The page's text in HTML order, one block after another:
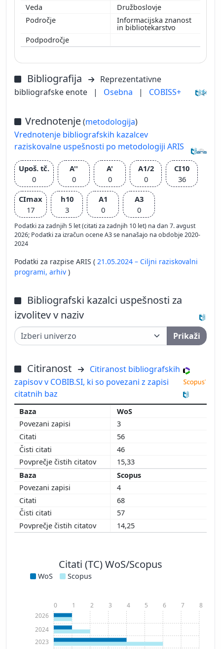
Družboslovje
Informacijska znanost
in bibliotekarstvo
Bibliografija
Reprezentativne
bibliografske enote
| Osebna | COBISS+
Vrednotenje(metodologija)
Vrednotenje bibliografskih kazalcev
raziskovalne uspešnosti po metodologiji ARIS
Upoš. tč.
0
A''
0
A'
0
A1/2
0
CI10
36
CImax
17
h10
3
A1
0
A3
0
Podatki za zadnjih 5 let (citati za zadnjih 10 let) na dan 7. avgust
2026; Podatki za izračun ocene A3 se nanašajo na obdobje 2020-
2024
Podatki za razpise ARIS ( 21.05.2024 – Ciljni raziskovalni
programi, arhiv )
Bibliografski kazalci uspešnosti za
izvolitev v naziv
Prikaži
Citiranost
Citiranost bibliografskih
zapisov v COBIB.SI, ki so povezani z zapisi
citatnih baz
WoS
3
56
46
15,33
Scopus
4
68
57
14,25
Citati (TC) WoS/Scopus
WoS Scopus
2023
2024
2026
0 1 2 3 4 5 6 7 8